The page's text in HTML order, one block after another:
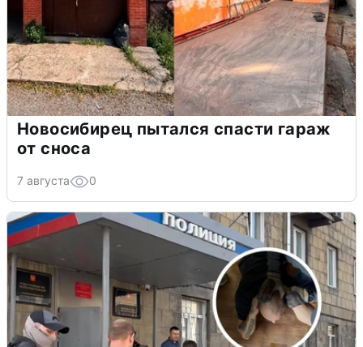
Новосибирец пытался спасти гараж
от сноса
7 августа 0